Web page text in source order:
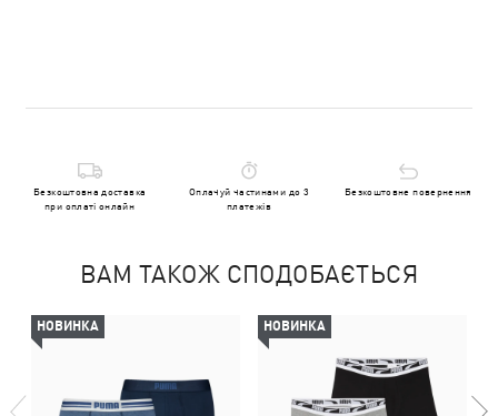
Безкоштовна доставка
при оплаті онлайн
Оплачуй частинами до 3
платежів
Безкоштовне повернення
ВАМ ТАКОЖ СПОДОБАЄТЬСЯ
НОВИНКА НОВИНКА